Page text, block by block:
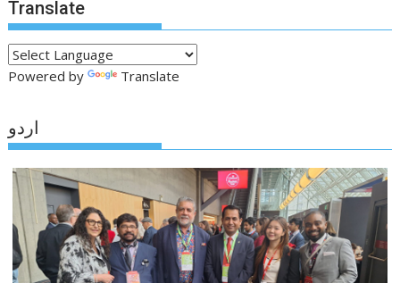
Translate
Powered by Translate
اردو